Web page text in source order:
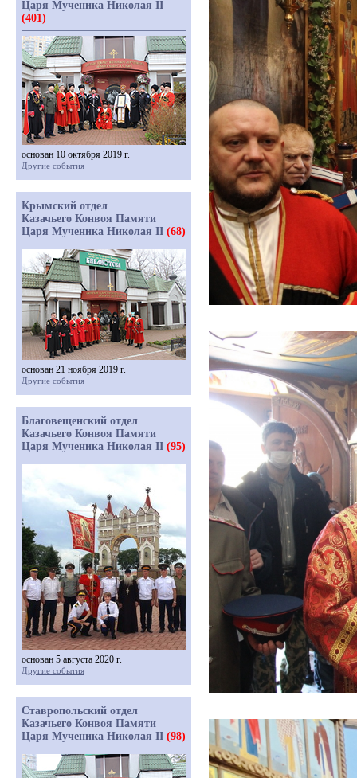
Царя Мученика Николая II
(401)
основан 10 октября 2019 г.
Другие события
Крымский отдел
Казачьего Конвоя Памяти
Царя Мученика Николая II (68)
основан 21 ноября 2019 г.
Другие события
Благовещенский отдел
Казачьего Конвоя Памяти
Царя Мученика Николая II (95)
основан 5 августа 2020 г.
Другие события
Ставропольский отдел
Казачьего Конвоя Памяти
Царя Мученика Николая II (98)